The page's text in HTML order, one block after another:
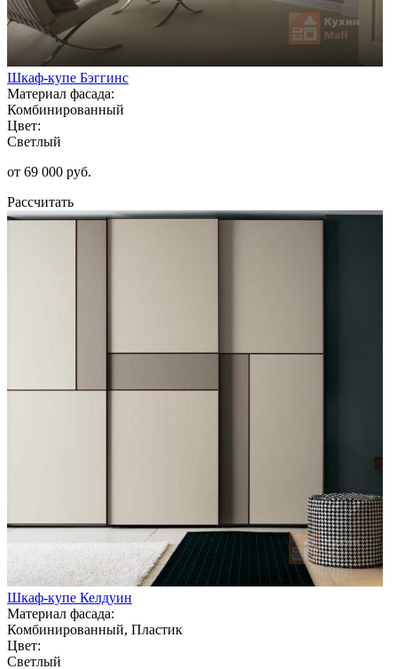
Шкаф-купе Бэггинс
Материал фасада:
Комбинированный
Цвет:
Светлый
от 69 000 руб.
Рассчитать
Шкаф-купе Келдуин
Материал фасада:
Комбинированный, Пластик
Цвет:
Светлый